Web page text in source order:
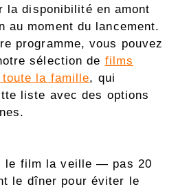
la disponibilité en amont
au moment du lancement.
programme, vous pouvez
sélection de films
toute la famille, qui
liste avec des options
le film la veille — pas 20
le dîner pour éviter le